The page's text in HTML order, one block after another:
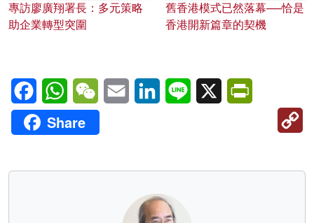
專訪廖廣翔署長：多元策略
助企業轉型突圍
舊香港模式已然落幕──恰是
香港開新篇章的契機
FacebookWhatsAppWeChatEmail LinkedInLine X
Share